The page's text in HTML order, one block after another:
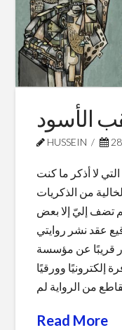
Scope
of
and
Renewable
Energy
Projects
الأسود
HUSSEIN
لا أذكر ما كنت
من الذكريات
تضف إليّ إلا بعض
عقد نشر روايتي
قريبًا عن مؤسسة
إلكترونيًا وورقيًا
Read More